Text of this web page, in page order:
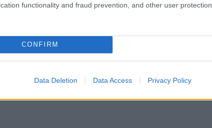
functionality and fraud prevention, and other user protection.
CONFIRM
Data Deletion Data Access Privacy Policy